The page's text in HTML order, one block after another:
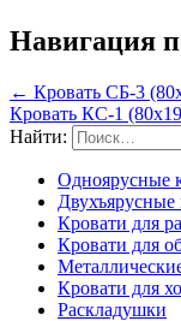
Навигация
← Кровать СБ-3
Кровать КС-1
Найти:
Одноярусные
Двухъярусные
Кровати для
Кровати для
Кровати для
Раскладушки